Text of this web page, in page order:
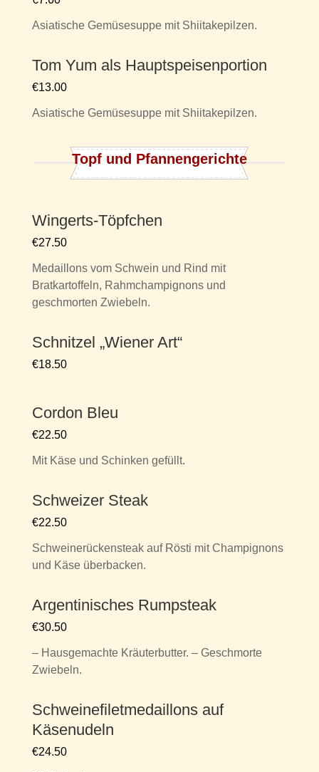
Asiatische Gemüsesuppe mit Shiitakepilzen.
Tom Yum als Hauptspeisenportion
€13.00
Asiatische Gemüsesuppe mit Shiitakepilzen.
Topf und Pfannengerichte
Wingerts-Töpfchen
€27.50
Medaillons vom Schwein und Rind mit
Bratkartoffeln, Rahmchampignons und
geschmorten Zwiebeln.
Schnitzel „Wiener Art“
€18.50
Cordon Bleu
€22.50
Mit Käse und Schinken gefüllt.
Schweizer Steak
€22.50
Schweinerückensteak auf Rösti mit Champignons
und Käse überbacken.
Argentinisches Rumpsteak
€30.50
– Hausgemachte Kräuterbutter. – Geschmorte
Zwiebeln.
Schweinefiletmedaillons auf
Käsenudeln
€24.50